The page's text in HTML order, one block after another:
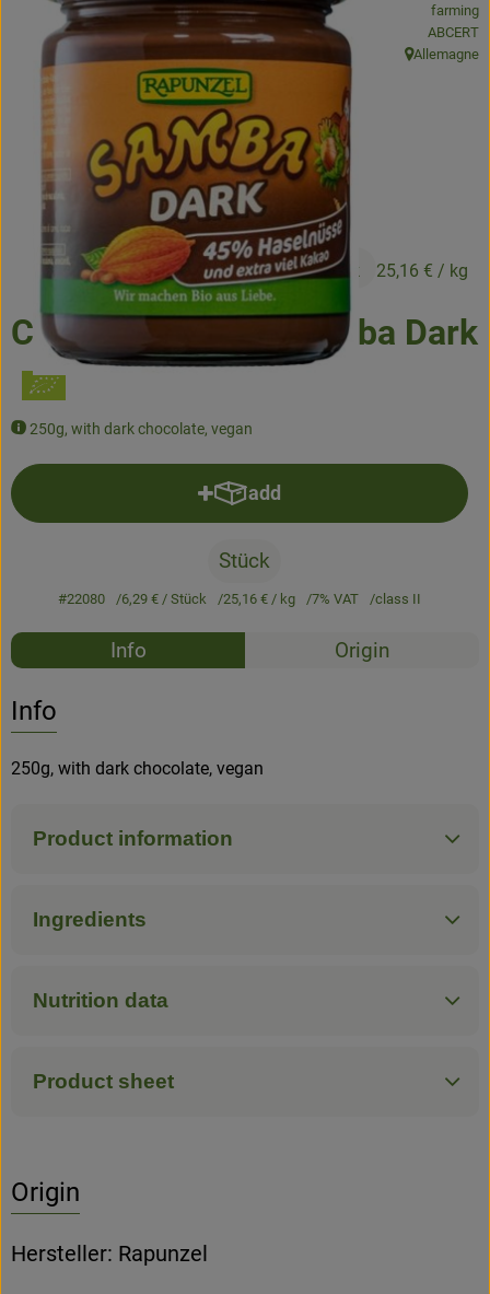
Baked goods
Natural products
Beverages
Vouchers & Gift Ideas
Delivery service
About us
News
Chocolate cream Samba Dark
250g, with dark chocolate, vegan
6,29 €/ Stück 25,16 € / kg
farming
,ABCERT
, origin:
Allemagne
add
Add product to basket
Stück
#22080 6,29 € / Stück 25,16 € / kg 7% VAT class II
Recipes
Info Origin
Info
250g, with dark chocolate, vegan
Product information
Ingredients
Nutrition data
Product sheet
Origin
Hersteller: Rapunzel